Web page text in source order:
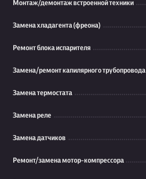
Монтаж/демонтаж встроенной техники
Замена хладагента (фреона)
Ремонт блока испарителя
Замена/ремонт капилярного трубопровода
Замена термостата
Замена реле
Замена датчиков
Ремонт/замена мотор-компрессора